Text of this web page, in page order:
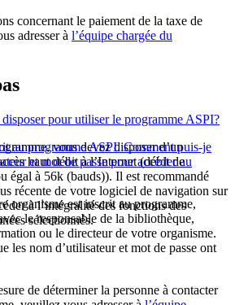
concernant le paiement de la taxe de
adresser à l’équipe chargée du
pour utiliser le programme ASPI?
vous devez disposer d’un
haut débit à l’Internet (débit de
égal à 56k (bauds)). Il est recommandé
récente de votre logiciel de navigation sur
à l’intégralité des fonctions des
sélectionnés.
au programme ASPI. Comment puis-je
et mot de passe pour accéder au
organisme est inscrit au programme,
le responsable de la bibliothèque,
ou le directeur de votre organisme.
les nom d’utilisateur et mot de passe ont
de déterminer la personne à contacter